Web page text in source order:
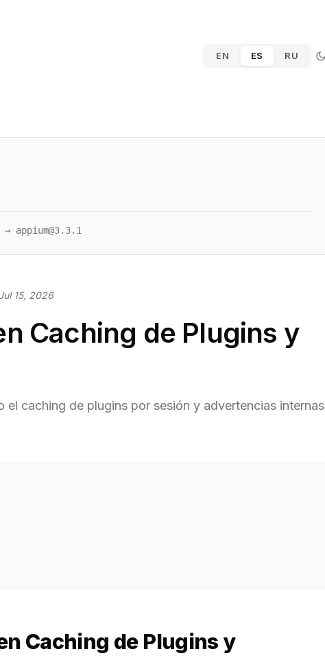
EN ES RU
appium@3.3.1
15, 2026
Caching de Plugins y
caching de plugins por sesión y advertencias internas
Caching de Plugins y